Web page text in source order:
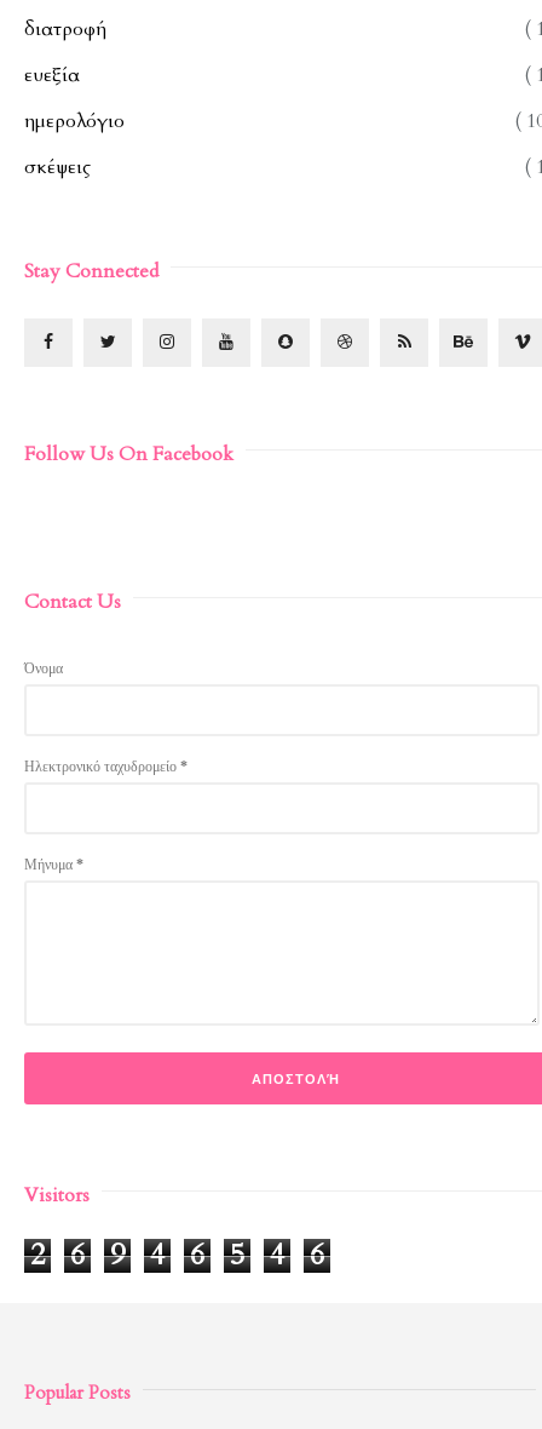
διατροφή
(
ευεξία
(
ημερολόγιο
(
σκέψεις
(
Stay Connected
Follow Us On Facebook
Contact Us
Όνομα
Ηλεκτρονικό ταχυδρομείο *
Μήνυμα *
Visitors
2 6 9 4 6 5 4 6
Popular Posts